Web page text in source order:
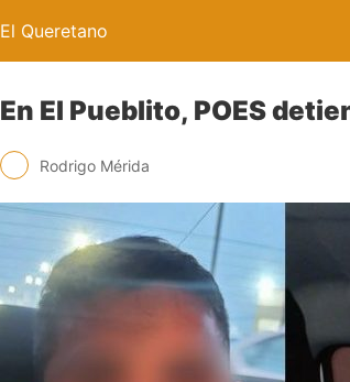
El Queretano
En El Pueblito, POES
Rodrigo Mérida